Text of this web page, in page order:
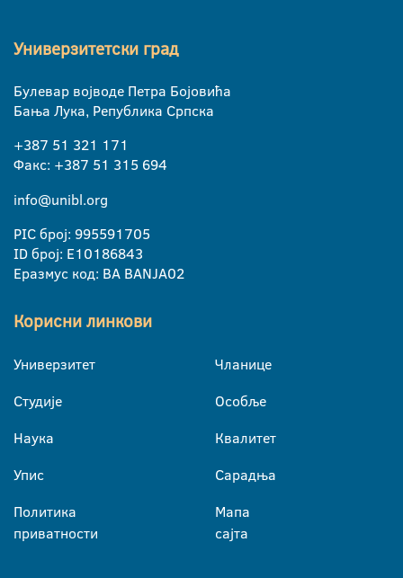
Универзитетски град
Булевар војводе Петра Бојовића
Бања Лука, Република Српска
+387 51 321 171
Факс: +387 51 315 694
info@unibl.org
PIC број: 995591705
ID број: E10186843
Еразмус код: BA BANJA02
Корисни линкови
Универзитет
Студије
Наука
Упис
Политика
приватности
Чланице
Особље
Квалитет
Сарадња
Мапа
сајта